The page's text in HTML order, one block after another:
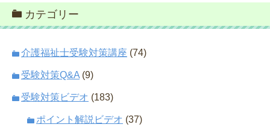
カテゴリー
介護福祉士受験対策講座 (74)
受験対策Q&A (9)
受験対策ビデオ (183)
ポイント解説ビデオ (37)